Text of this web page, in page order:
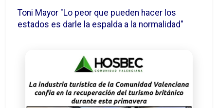
Toni Mayor "Lo peor que pueden hacer los
estados es darle la espalda a la normalidad"